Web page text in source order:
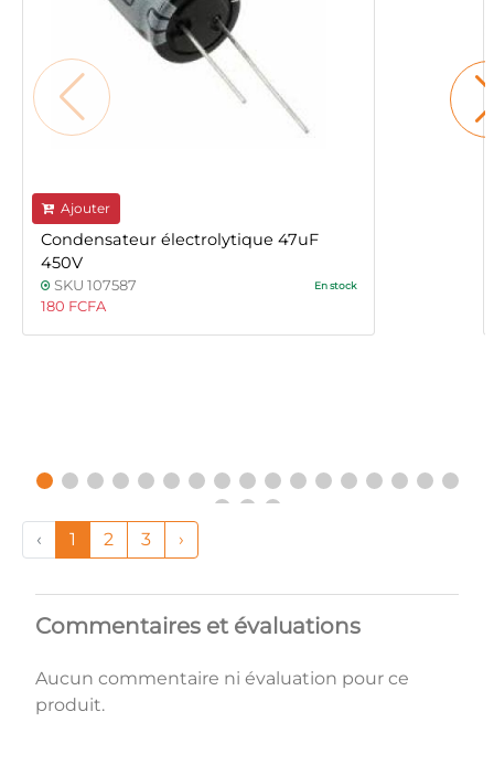
Ajouter
Condensateur électrolytique 47uF
450V
SKU 107587 En stock
180 FCFA
‹ 1 2 3 ›
Commentaires et évaluations
Aucun commentaire ni évaluation pour ce
produit.